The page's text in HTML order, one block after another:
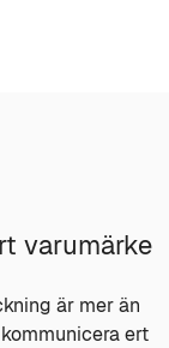
varumärke
är mer än
ert